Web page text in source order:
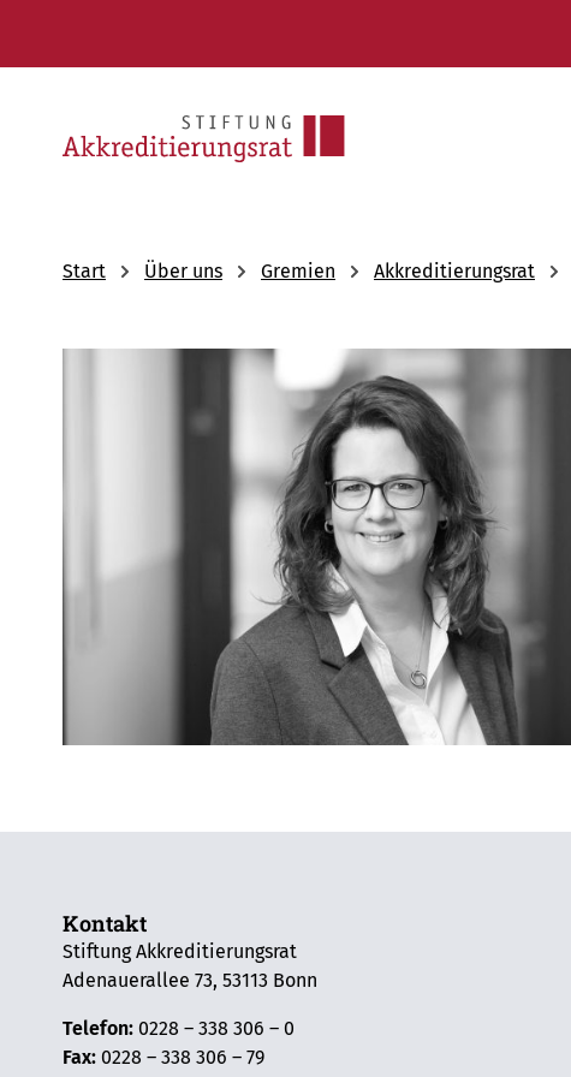
Start Über uns Gremien Akkreditierungsrat
Kontakt
Stiftung Akkreditierungsrat
Adenauerallee 73, 53113 Bonn
Telefon: 0228 – 338 306 – 0
Fax: 0228 – 338 306 – 79